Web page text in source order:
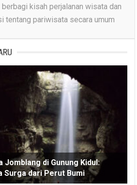
kisah perjalanan wisata dan
tentang pariwisata secara umum
Jomblang di Gunung Kidul:
Surga dari Perut Bumi